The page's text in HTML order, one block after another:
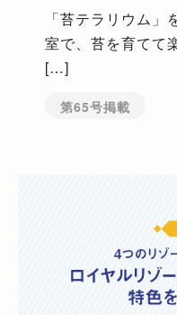
「苔テラリウム
室で、苔を育てて
[…]
第65号掲載